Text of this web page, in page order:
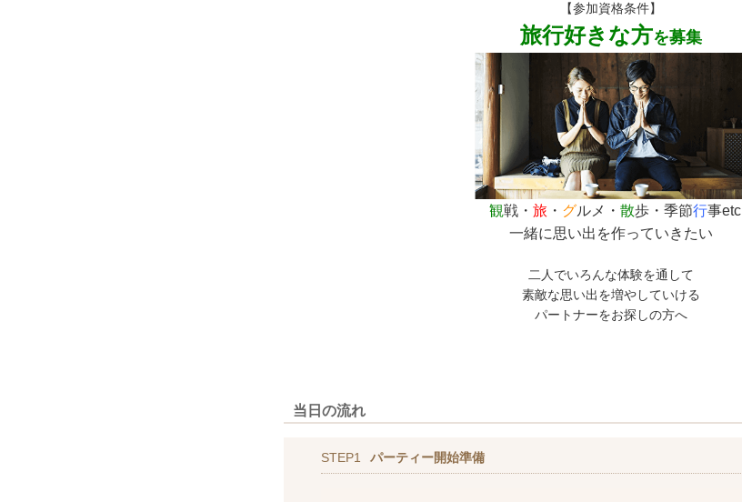
【参加資格条件】
旅行好きな方を募集
観戦・ 旅 ・ グルメ・ 散歩・季節行事etc
一緒に思い出を作っていきたい
二人でいろんな体験を通して
素敵な思い出を増やしていける
パートナーをお探しの方へ
当日の流れ
STEP1 パーティー開始準備